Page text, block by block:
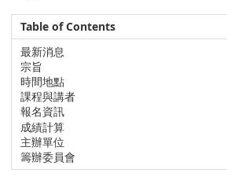
Table of Contents
最新消息
宗旨
時間地點
課程與講者
報名資訊
成績計算
主辦單位
籌辦委員會